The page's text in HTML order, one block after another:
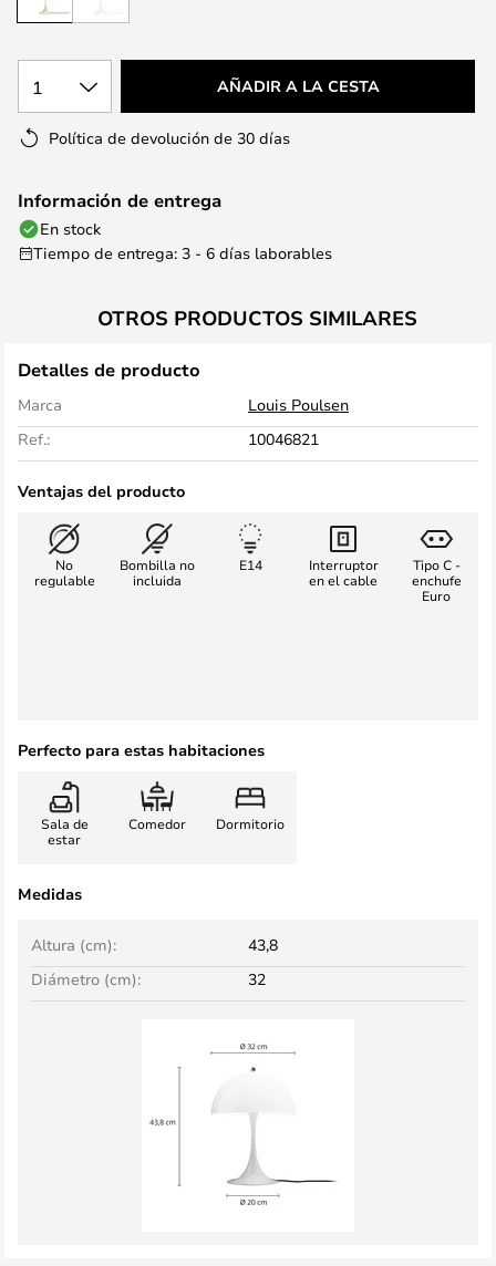
1 AÑADIR A LA CESTA
Política de devolución de 30 días
Información de entrega
En stock
Tiempo de entrega: 3 - 6 días laborables
OTROS PRODUCTOS SIMILARES
Detalles de producto
Marca
Louis Poulsen
Ref.:
10046821
Ventajas del producto
No
regulable
Bombilla no
incluida
E14
Interruptor
en el cable
Tipo C -
enchufe
Euro
Perfecto para estas habitaciones
Sala de
estar
Comedor Dormitorio
Medidas
Altura (cm):
43,8
Diámetro (cm):
32